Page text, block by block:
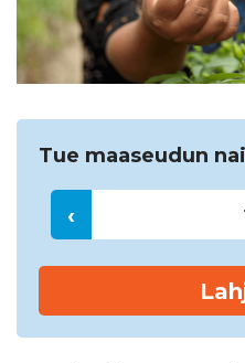
Tue maaseudun
‹